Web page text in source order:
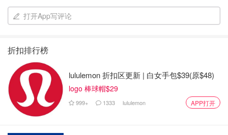
打开App写评论
折扣排行榜
lululemon 折扣区更新 | 白女手包$39(原$48)
logo 棒球帽$29
999+ 1333 lululemon APP打开